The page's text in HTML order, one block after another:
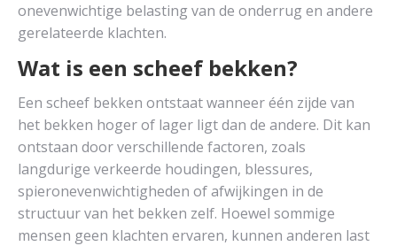
onevenwichtige belasting van de onderrug en andere
gerelateerde klachten.
Wat is een scheef bekken?
Een scheef bekken ontstaat wanneer één zijde van
het bekken hoger of lager ligt dan de andere. Dit kan
ontstaan door verschillende factoren, zoals
langdurige verkeerde houdingen, blessures,
spieronevenwichtigheden of afwijkingen in de
structuur van het bekken zelf. Hoewel sommige
mensen geen klachten ervaren, kunnen anderen last